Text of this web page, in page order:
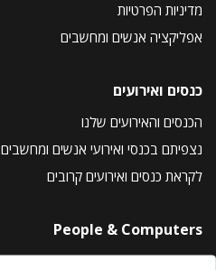
מדיניות הפרטיות
אפליקציה אנשים ומחשבים
כנסים ואירועים
הכנסים והאירועים שלנו
נצפיתם בכנסי ואירועי אנשים ומחשבים
לקראת כנסים ואירועים קרובים
People & Computers
About Us